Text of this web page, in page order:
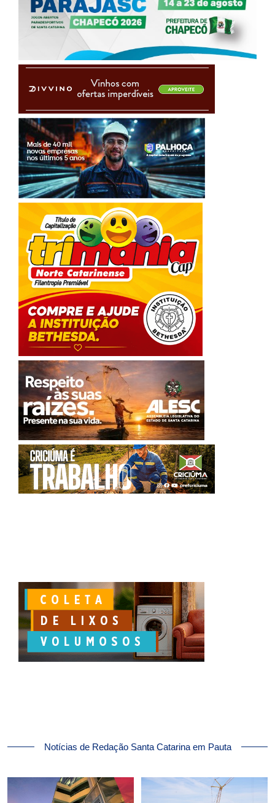
Notícias de Redação Santa Catarina em Pauta